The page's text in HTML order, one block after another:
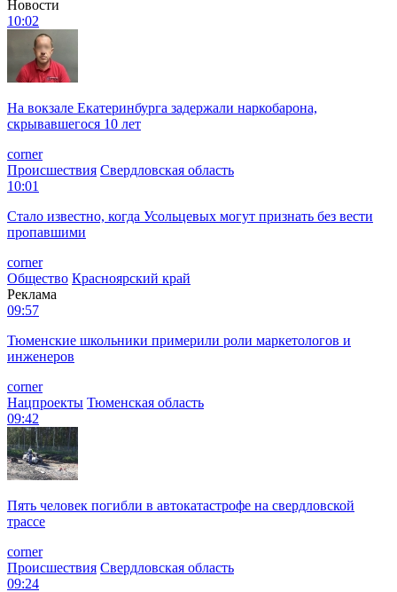
Новости
10:02
На вокзале Екатеринбурга задержали наркобарона,
скрывавшегося 10 лет
corner
Происшествия Свердловская область
10:01
Стало известно, когда Усольцевых могут признать без вести
пропавшими
corner
Общество Красноярский край
Реклама
09:57
Тюменские школьники примерили роли маркетологов и
инженеров
corner
Нацпроекты Тюменская область
09:42
Пять человек погибли в автокатастрофе на свердловской
трассе
corner
Происшествия Свердловская область
09:24